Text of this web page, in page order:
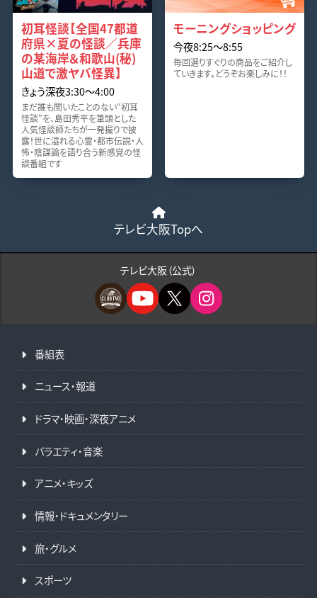
初耳怪談【全国47都道
府県×夏の怪談／兵庫
の某海岸＆和歌山(秘)
山道で激ヤバ怪異】
きょう深夜3:30〜4:00
まだ誰も聞いたことのない“初耳
怪談”を、島田秀平を筆頭とした
人気怪談師たちが一発撮りで披
露！世に溢れる心霊・都市伝説・人
怖・陰謀論を語り合う新感覚の怪
談番組です
モーニングショッピング
今夜8:25〜8:55
毎回選りすぐりの商品をご紹介し
ていきます。どうぞお楽しみに！！
テレビ大阪Topへ
テレビ大阪（公式）
番組表
ニュース・報道
ドラマ・映画・深夜アニメ
バラエティ・音楽
アニメ・キッズ
情報・ドキュメンタリー
旅・グルメ
スポーツ